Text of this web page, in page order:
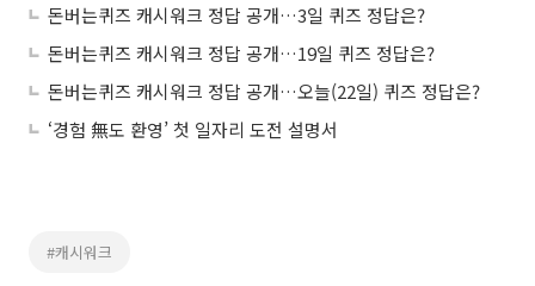
돈버는퀴즈 캐시워크 정답 공개…3일 퀴즈 정답은?
돈버는퀴즈 캐시워크 정답 공개…19일 퀴즈 정답은?
돈버는퀴즈 캐시워크 정답 공개…오늘(22일) 퀴즈 정답은?
‘경험 無도 환영’ 첫 일자리 도전 설명서
#캐시워크